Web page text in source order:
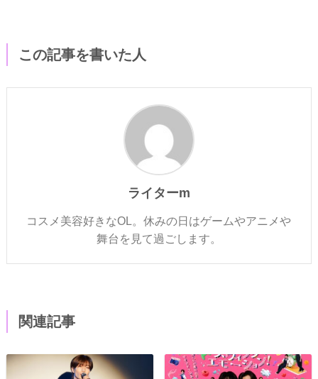
この記事を書いた人
ライターm
コスメ美容好きなOL。休みの日はゲームやアニメや
舞台を見て過ごします。
関連記事